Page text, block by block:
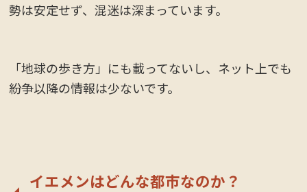
勢は安定せず、混迷は深まっています。
「地球の歩き方」にも載ってないし、ネット上でも
紛争以降の情報は少ないです。
イエメンはどんな都市なのか？